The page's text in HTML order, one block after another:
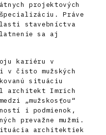
projektových
Práve
stavebníctva
sa aj
kariéru v
čisto mužských
situáciu
architekt Imrich
„mužskosťou“
i podmienok,
prevažne mužmi.
architektiek